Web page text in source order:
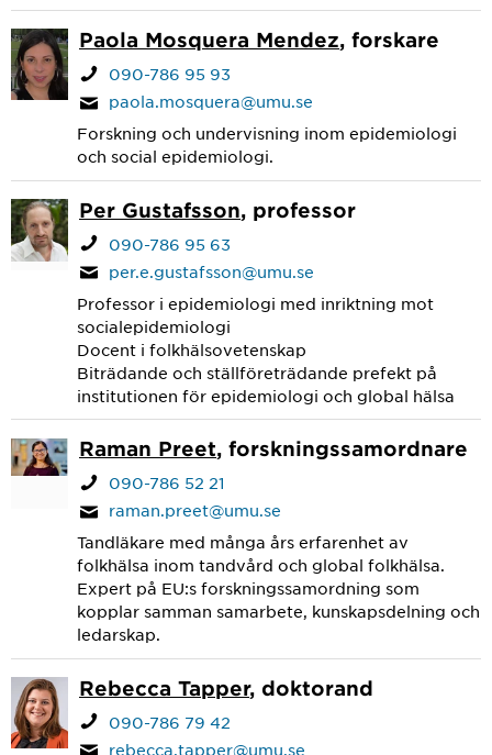
Paola Mosquera Mendez, forskare
090-786 95 93
paola.mosquera@umu.se
Forskning och undervisning inom epidemiologi
och social epidemiologi.
Per Gustafsson, professor
090-786 95 63
per.e.gustafsson@umu.se
Professor i epidemiologi med inriktning mot
socialepidemiologi
Docent i folkhälsovetenskap
Biträdande och ställföreträdande prefekt på
institutionen för epidemiologi och global hälsa
Raman Preet, forskningssamordnare
090-786 52 21
raman.preet@umu.se
Tandläkare med många års erfarenhet av
folkhälsa inom tandvård och global folkhälsa.
Expert på EU:s forskningssamordning som
kopplar samman samarbete, kunskapsdelning och
ledarskap.
Rebecca Tapper, doktorand
090-786 79 42
rebecca.tapper@umu.se